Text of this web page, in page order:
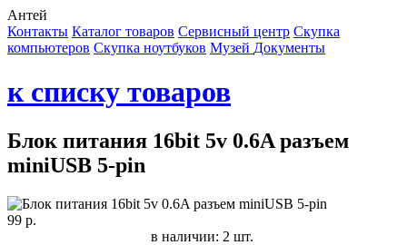
Антей
Контакты Каталог товаров Сервисный центр Cкупка
компьютеров Cкупка ноутбуков Музей Документы
к списку товаров
Блок питания 16bit 5v 0.6A разъем
miniUSB 5-pin
99 р.
в наличии: 2 шт.